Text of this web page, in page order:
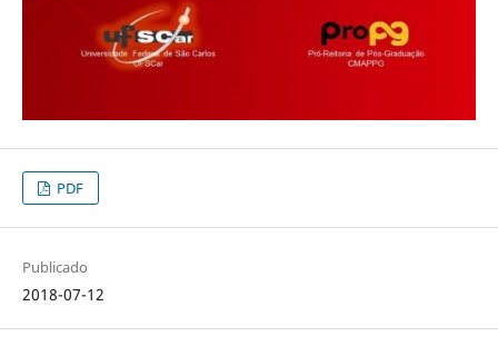
PDF
Publicado
2018-07-12